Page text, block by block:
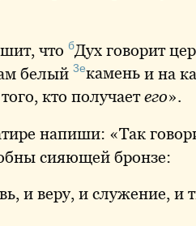
что бДух говорит
белый 3екамень и на
кто получаетего».
напиши: «Так
сияющей бронзе:
и веру, и служение, и